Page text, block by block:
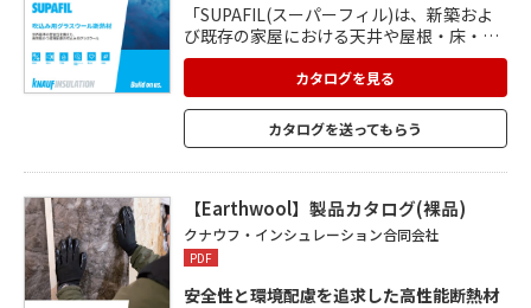
「SUPAFIL(スーパーフィル)は、新築およ
び既存の家屋における天井や屋根・床・壁
の断熱を目的として開発された、高性能吹
込み用グラスウール断熱材です。 リサイク
ルガラスを主原料とした環境に優しい素材
で、ホルムアルデヒドや難燃剤など有害な
物質を使用していないため、安心してご利
カタログを見る
カタログを送ってもらう
【Earthwool】製品カタログ(裸品)
クナウフ・インシュレーション合同会社
PDF
安全性と環境配慮を追求した高性能断熱材